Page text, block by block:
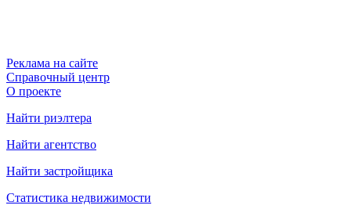
Реклама на сайте
Справочный центр
О проекте
Найти риэлтера
Найти агентство
Найти застройщика
Статистика недвижимости